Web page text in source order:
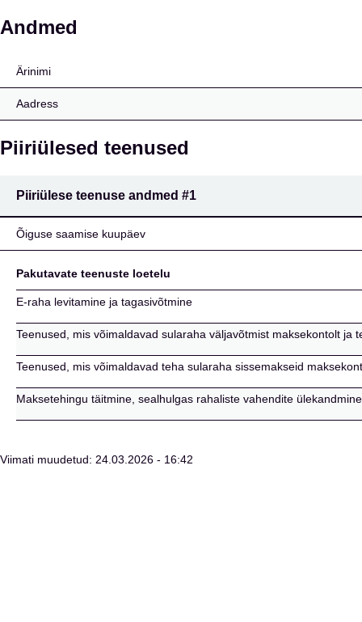
Imagor SA
Andmed
Ärinimi
Aadress
Piiriülesed teenused
Piiriülese teenuse andmed #1
Õiguse saamise kuupäev
Pakutavate teenuste loetelu
E-raha levitamine ja tagasivõtmine
Teenused, mis võimaldavad sularaha väljavõtmist maksekontolt ja
Teenused, mis võimaldavad teha sularaha sissemakseid
Maksetehingu täitmine, sealhulgas rahaliste vahendite
Viimati muudetud: 24.03.2026 - 16:42